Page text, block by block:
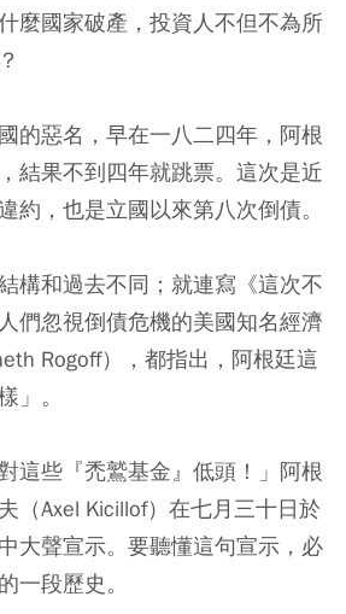
麼國家破產，投資人不但不為所
的惡名，早在一八二四年，阿根
結果不到四年就跳票。這次是近
約，也是立國以來第八次倒債。
構和過去不同；就連寫《這次不
們忽視倒債危機的美國知名經濟
Rogoff），都指出，阿根廷這
」。
這些『禿鷲基金』低頭！」阿根
（Axel Kicillof）在七月三十日於
大聲宣示。要聽懂這句宣示，必
一段歷史。